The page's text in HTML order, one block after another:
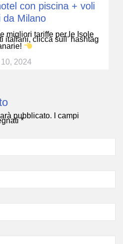
con piscina + voli
da Milano
migliori tariffe per le Isole
italiani, clicca sull’ hashtag
2024
pubblicato. I campi
*